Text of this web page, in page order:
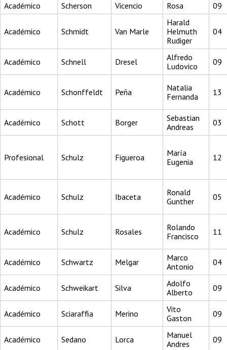
Académico Scherson Vicencio Rosa 09
Académico Schmidt Van Marle
Harald
Helmuth
Rudiger
04
Académico Schnell Dresel
Alfredo
Ludovico
09
Académico Schonffeldt Peña
Natalia
Fernanda
13
Académico Schott Borger
Sebastian
Andreas
03
Profesional Schulz Figueroa
María
Eugenia
12
Académico Schulz Ibaceta
Ronald
Gunther
05
Académico Schulz Rosales
Rolando
Francisco
11
Académico Schwartz Melgar
Marco
Antonio
04
Académico Schweikart Silva
Adolfo
Alberto
09
Académico Sciaraffia Merino
Vito
Gaston
09
Académico Sedano Lorca
Manuel
Andres
09